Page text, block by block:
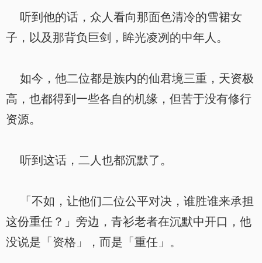
听到他的话，众人看向那面色清冷的雪裙女
子，以及那背负巨剑，眸光凌冽的中年人。
如今，他二位都是族内的仙君境三重，天资极
高，也都得到一些各自的机缘，但苦于没有修行
资源。
听到这话，二人也都沉默了。
「不如，让他们二位公平对决，谁胜谁来承担
这份重任？」旁边，青衫老者在沉默中开口，他
没说是「资格」，而是「重任」。